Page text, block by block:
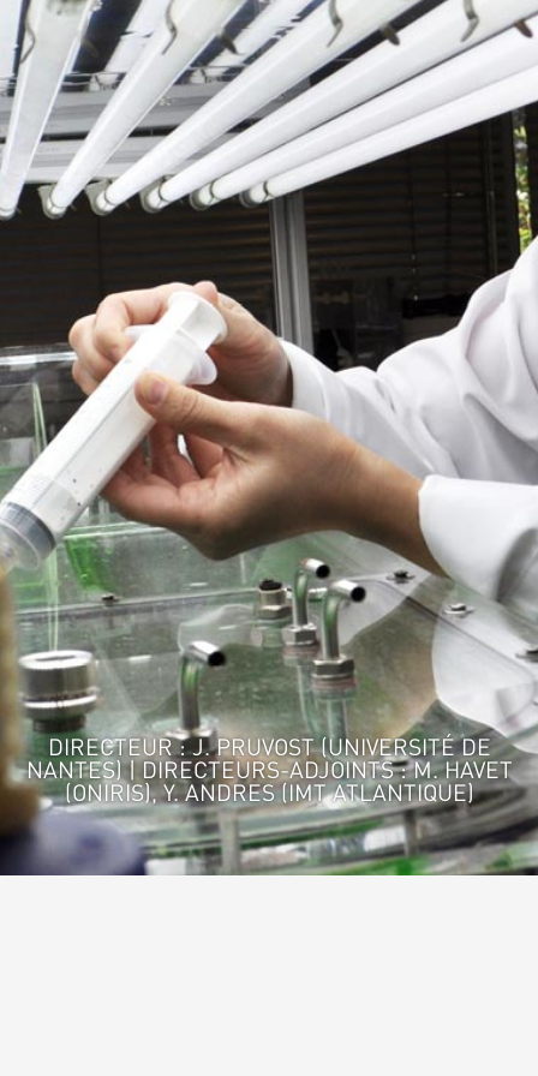
DIRECTEUR : J. PRUVOST (UNIVERSITÉ DE
NANTES) | DIRECTEURS-ADJOINTS : M. HAVET
(ONIRIS), Y. ANDRES (IMT ATLANTIQUE)
Accueil >